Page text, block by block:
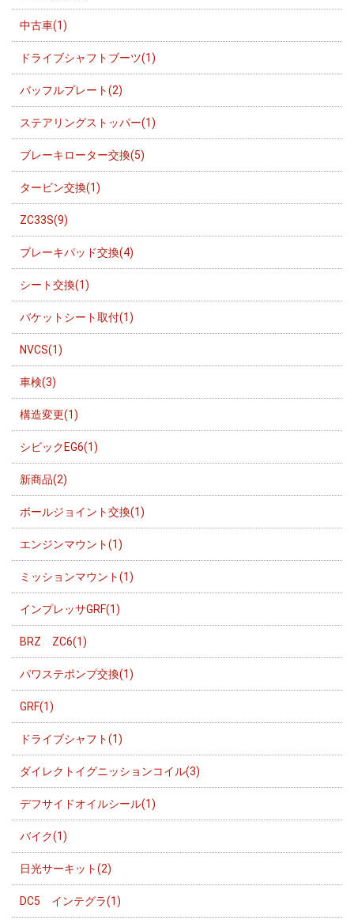
中古車(1)
ドライブシャフトブーツ(1)
バッフルプレート(2)
ステアリングストッパー(1)
ブレーキローター交換(5)
タービン交換(1)
ZC33S(9)
ブレーキパッド交換(4)
シート交換(1)
バケットシート取付(1)
NVCS(1)
車検(3)
構造変更(1)
シビックEG6(1)
新商品(2)
ボールジョイント交換(1)
エンジンマウント(1)
ミッションマウント(1)
インプレッサGRF(1)
BRZ ZC6(1)
パワステポンプ交換(1)
GRF(1)
ドライブシャフト(1)
ダイレクトイグニッションコイル(3)
デフサイドオイルシール(1)
バイク(1)
日光サーキット(2)
DC5 インテグラ(1)